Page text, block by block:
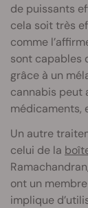
de puissants
cela soit très
comme
sont capables
grâce à un
cannabis peut
médicaments,
Un autre
celui de la
ont un
implique